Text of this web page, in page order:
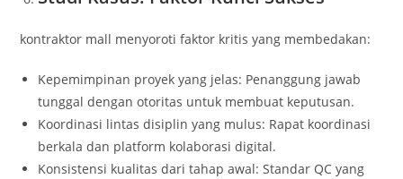
kontraktor mall menyoroti faktor kritis yang membedakan:
Kepemimpinan proyek yang jelas: Penanggung jawab
tunggal dengan otoritas untuk membuat keputusan.
Koordinasi lintas disiplin yang mulus: Rapat koordinasi
berkala dan platform kolaborasi digital.
Konsistensi kualitas dari tahap awal: Standar QC yang